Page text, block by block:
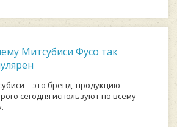
Митсубиси Фусо так
– это бренд, продукцию
сегодня используют по всему